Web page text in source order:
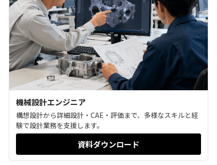
機械設計エンジニア
構想設計から詳細設計・CAE・評価まで、多様なスキルと経
験で設計業務を支援します。
資料ダウンロード